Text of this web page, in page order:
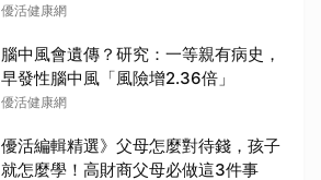
優活健康網
腦中風會遺傳？研究：一等親有病史，
早發性腦中風「風險增2.36倍」
優活健康網
優活編輯精選》父母怎麼對待錢，孩子
就怎麼學！高財商父母必做這3件事